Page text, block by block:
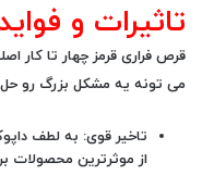
تاثیرات و
قرص فراری قرمز چهار تا کار
می تونه یه مشکل بزرگ رو
تاخیر قوی: به لطف
از موثرترین محصولات